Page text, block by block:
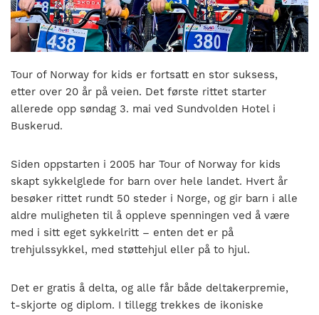
til
bli
en
folkesport.
Tour of Norway for kids er fortsatt en stor suksess,
etter over 20 år på veien. Det første rittet starter
allerede opp søndag 3. mai ved Sundvolden Hotel i
Buskerud.
Siden oppstarten i 2005 har Tour of Norway for kids
skapt sykkelglede for barn over hele landet. Hvert år
besøker rittet rundt 50 steder i Norge, og gir barn i alle
aldre muligheten til å oppleve spenningen ved å være
med i sitt eget sykkelritt – enten det er på
trehjulssykkel, med støttehjul eller på to hjul.
Det er gratis å delta, og alle får både deltakerpremie,
t-skjorte og diplom. I tillegg trekkes de ikoniske